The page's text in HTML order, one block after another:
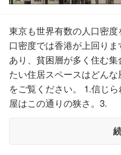
東京も世界有数の人口密
口密度では香港が上回り
あり、貧困層が多く住む
たい住居スペースはどん
をご覧ください。 1.信じ
屋はこの通りの狭さ。3.